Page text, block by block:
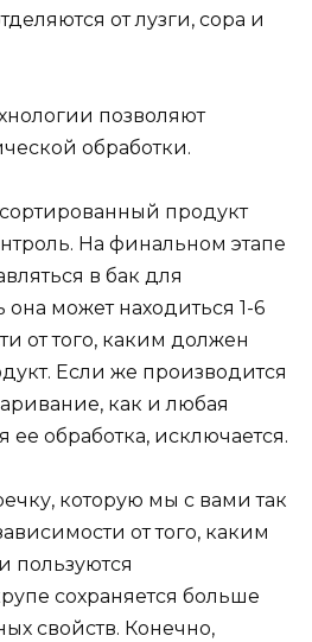
от лузги, сора и
позволяют
обработки.
продукт
На финальном этапе
в бак для
может находиться 1-6
от того, каким должен
Если же производится
как и любая
ее обработка, исключается.
которую мы с вами так
от того, каким
пользуются
сохраняется больше
свойств. Конечно,